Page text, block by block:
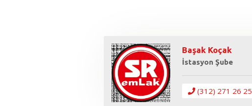
Başak Koçak
İstasyon Şube
(312) 271 26 25